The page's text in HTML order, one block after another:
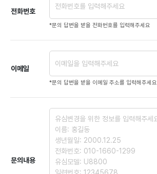
전화번호
*문의 답변을 받을 전화번호를 입력해주세요
이메일
*문의 답변을 받을 이메일 주소를 입력해주세요
문의내용